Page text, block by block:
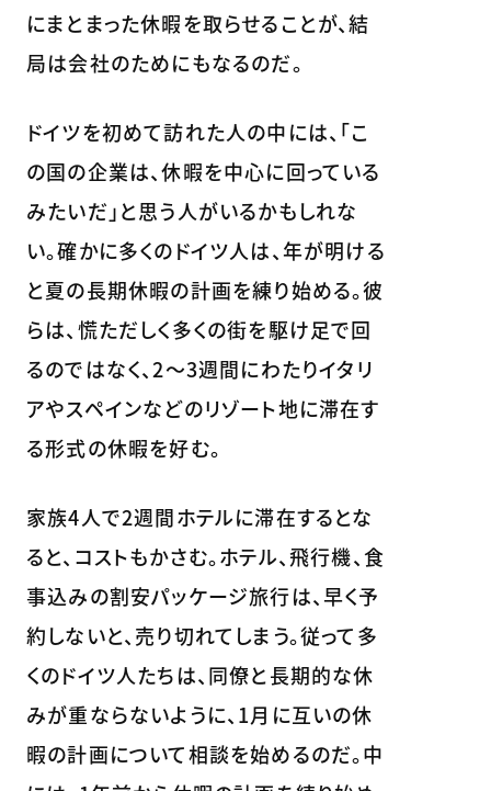
にまとまった休暇を取らせることが、結
局は会社のためにもなるのだ。
ドイツを初めて訪れた人の中には、「こ
の国の企業は、休暇を中心に回っている
みたいだ」と思う人がいるかもしれな
い。確かに多くのドイツ人は、年が明ける
と夏の長期休暇の計画を練り始める。彼
らは、慌ただしく多くの街を駆け足で回
るのではなく、2～3週間にわたりイタリ
アやスペインなどのリゾート地に滞在す
る形式の休暇を好む。
家族4人で2週間ホテルに滞在するとな
ると、コストもかさむ。ホテル、飛行機、食
事込みの割安パッケージ旅行は、早く予
約しないと、売り切れてしまう。従って多
くのドイツ人たちは、同僚と長期的な休
みが重ならないように、1月に互いの休
暇の計画について相談を始めるのだ。中